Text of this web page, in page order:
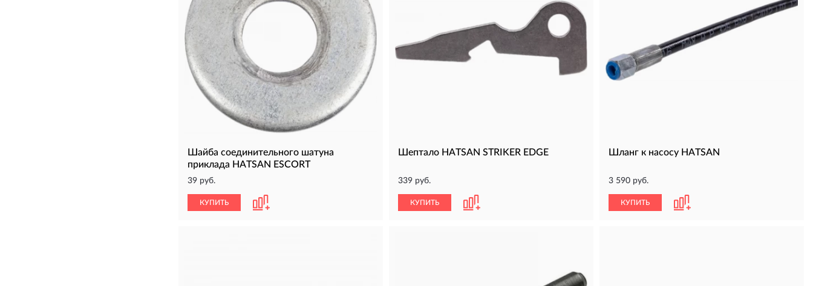
Шайба соединительного шатуна
приклада HATSAN ESCORT
39 руб.
КУПИТЬ
Шептало HATSAN STRIKER EDGE
339 руб.
КУПИТЬ
Шланг к насосу HATSAN
3 590 руб.
КУПИТЬ